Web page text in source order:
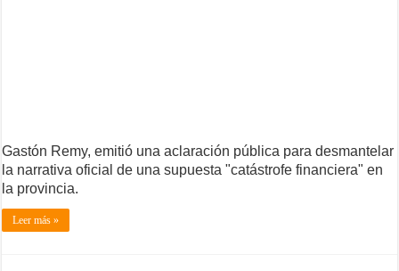
Gastón Remy, emitió una aclaración pública para desmantelar
la narrativa oficial de una supuesta "catástrofe financiera" en
la provincia.
Leer más »